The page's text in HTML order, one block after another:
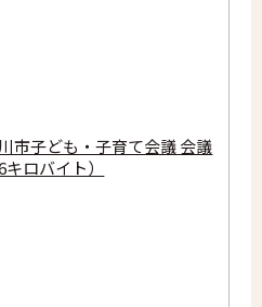
市子ども・子育て会議 会議
ロバイト）